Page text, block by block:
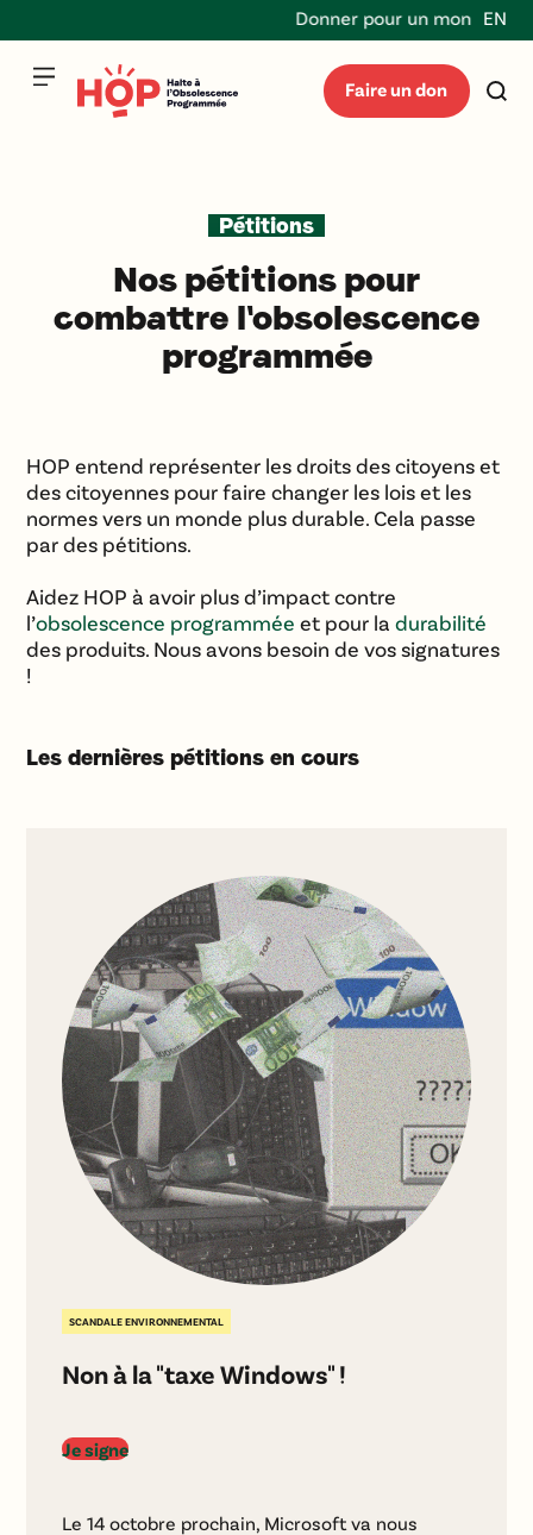
Donner pour un mondeEN
Faire un don
Pétitions
Nos pétitions pour
combattre l'obsolescence
programmée
HOP entend représenter les droits des citoyens et
des citoyennes pour faire changer les lois et les
normes vers un monde plus durable. Cela passe
par des pétitions.
Aidez HOP à avoir plus d’impact contre
l’obsolescence programmée et pour ladurabilité
des produits. Nous avons besoin de vos signatures
!
Les dernières pétitions en cours
SCANDALE ENVIRONNEMENTAL
Non à la "taxe Windows" !
Je signe
Le 14 octobre prochain, Microsoft va nous